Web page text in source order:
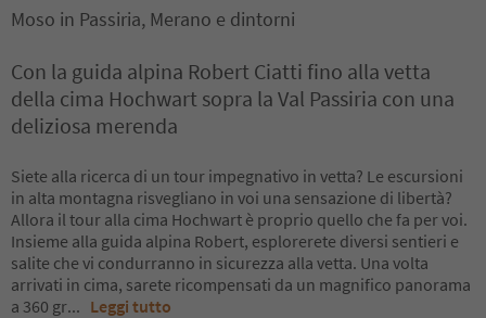
Moso in Passiria, Merano e dintorni
Con la guida alpina Robert Ciatti fino alla vetta
della cima Hochwart sopra la Val Passiria con una
deliziosa merenda
Siete alla ricerca di un tour impegnativo in vetta? Le escursioni
in alta montagna risvegliano in voi una sensazione di libertà?
Allora il tour alla cima Hochwart è proprio quello che fa per voi.
Insieme alla guida alpina Robert, esplorerete diversi sentieri e
salite che vi condurranno in sicurezza alla vetta. Una volta
arrivati in cima, sarete ricompensati da un magnifico panorama
a 360 gr... Leggi tutto